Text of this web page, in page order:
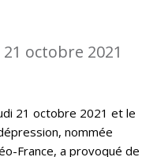
octobre 2021
21 octobre 2021 et le
nommée
France, a provoqué de